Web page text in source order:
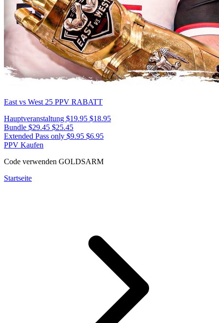
East vs West 25 PPV RABATT
Hauptveranstaltung $19.95 $18.95
Bundle $29.45 $25.45
Extended Pass only $9.95 $6.95
PPV Kaufen
Code verwenden GOLDSARM
Startseite